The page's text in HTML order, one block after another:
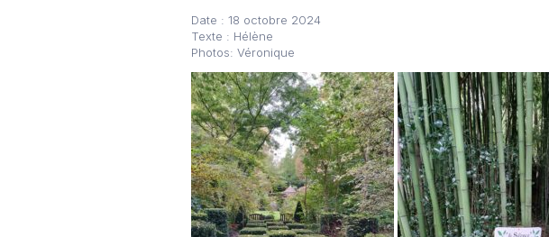
Date : 18 octobre 2024
Texte : Hélène
Photos: Véronique